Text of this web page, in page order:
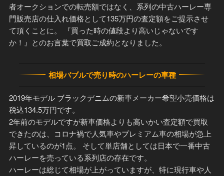
者オークションでの転売額ではなく、系列の中古ハーレー専
門販売店の仕入れ価格として135万円の査定額をご提示させ
て頂くことに。 『買った時の値段より高いじゃないです
か！』とのお言葉で買取ご成約となりました。
相場バブルで売り時のハーレーの車種
2019年モデル ブラックデニムの新車メーカー希望小売価格は
税込134.5万円です。
2年前のモデルですが新車価格よりも高いかい査定額で買取
できたのは、コロナ禍で人気車やプレミアム車の相場が急上
昇しているのが1点。 そして単店舗としては日本で一番中古
ハーレーを売っている系列店の存在です。
ハーレーは総じて相場が上がっていますが、特に現行車や人